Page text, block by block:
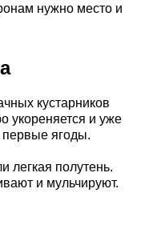
нужно место и
кустарников
укореняется и уже
ягоды.
легкая полутень.
и мульчируют.